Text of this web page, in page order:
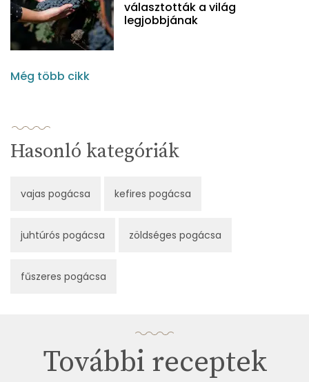
választották a világ
legjobbjának
Még több cikk
Hasonló kategóriák
vajas pogácsa kefires pogácsa
juhtúrós pogácsa zöldséges pogácsa
fűszeres pogácsa
További receptek